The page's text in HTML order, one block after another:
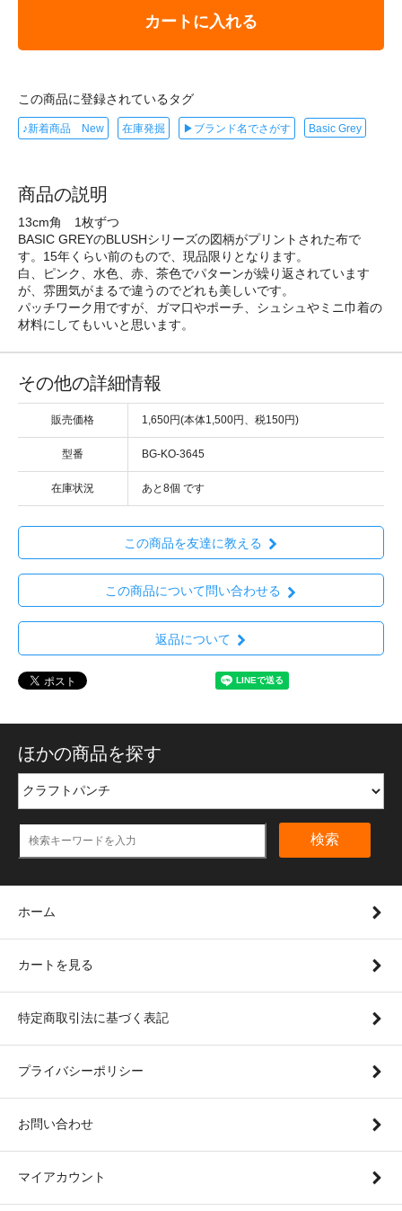
カートに入れる
この商品に登録されているタグ
♪新着商品 New 在庫発掘 ▶ブランド名でさがす Basic Grey
商品の説明
13cm角 1枚ずつ
BASIC GREYのBLUSHシリーズの図柄がプリントされた布で
す。15年くらい前のもので、現品限りとなります。
白、ピンク、水色、赤、茶色でパターンが繰り返されています
が、雰囲気がまるで違うのでどれも美しいです。
パッチワーク用ですが、ガマ口やポーチ、シュシュやミニ巾着の
材料にしてもいいと思います。
その他の詳細情報
販売価格 1,650円(本体1,500円、税150円)
型番 BG-KO-3645
在庫状況 あと8個 です
この商品を友達に教える
この商品について問い合わせる
返品について
ほかの商品を探す
検索
ホーム
カートを見る
特定商取引法に基づく表記
プライバシーポリシー
お問い合わせ
マイアカウント